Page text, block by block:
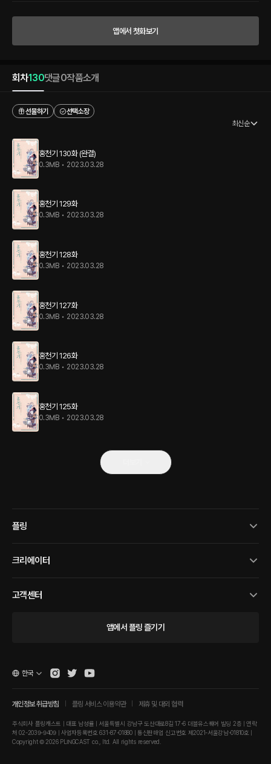
앱에서 첫화보기
회차130댓글0작품소개
선물하기
선택소장
최신순
홍천기 130화 (완결)
0.3MB • 2023.03.28
홍천기 129화
0.3MB • 2023.03.28
홍천기 128화
0.3MB • 2023.03.28
홍천기 127화
0.3MB • 2023.03.28
홍천기 126화
0.3MB • 2023.03.28
홍천기 125화
0.3MB • 2023.03.28
플링
크리에이터
고객센터
앱에서 플링 즐기기
개인정보 취급방침 플링 서비스 이용약관 제휴 및 대외 협력
주식회사 플링캐스트 | 대표 남성률 | 서울특별시 강남구 도산대로8길 17-6 더블유스퀘어 빌딩 2층 | 연락
처 02-2039-9409 | 사업자등록번호 631-87-01880 | 통신판매업 신고번호 제2021-서울강남-01810호 |
Copyright © 2026 PLINGCAST co., ltd. All rights reserved.
한국